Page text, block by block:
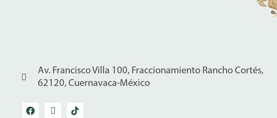
Av. Francisco Villa 100, Fraccionamiento Rancho Cortés,
62120, Cuernavaca-México